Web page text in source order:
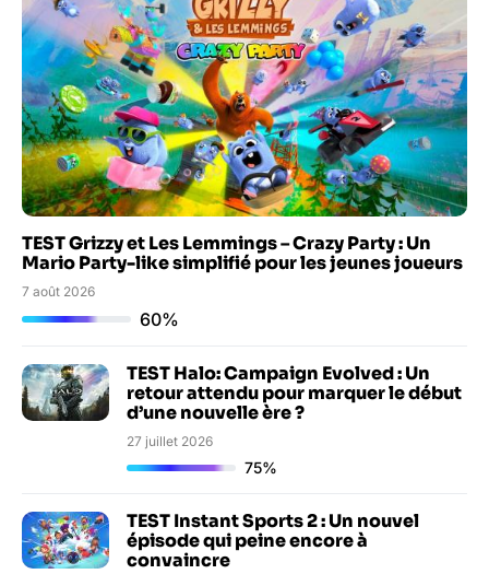
TEST Grizzy et Les Lemmings – Crazy Party : Un
Mario Party-like simplifié pour les jeunes joueurs
7 août 2026
60%
TEST Halo: Campaign Evolved : Un
retour attendu pour marquer le début
d’une nouvelle ère ?
27 juillet 2026
75%
TEST Instant Sports 2 : Un nouvel
épisode qui peine encore à
convaincre